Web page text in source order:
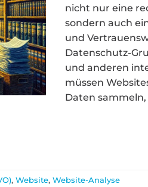
nicht nur eine
sondern auch
und
Datenschutz-
und anderen
müssen
Daten
,Website,Website-Analyse